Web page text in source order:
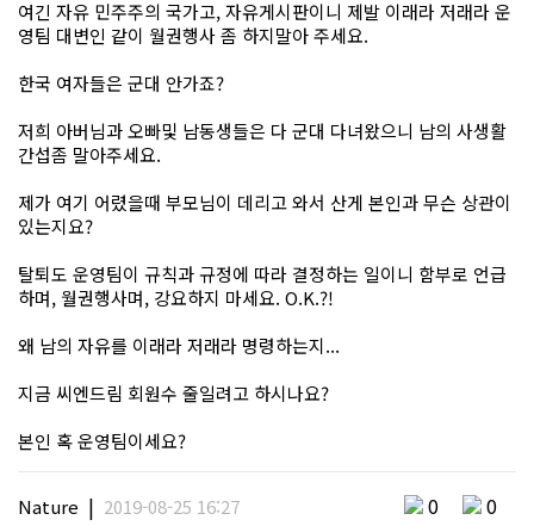
여긴 자유 민주주의 국가고, 자유게시판이니 제발 이래라 저래라 운
영팀 대변인 같이 월권행사 좀 하지말아 주세요.
한국 여자들은 군대 안가죠?
저희 아버님과 오빠및 남동생들은 다 군대 다녀왔으니 남의 사생활
간섭좀 말아주세요.
제가 여기 어렸을때 부모님이 데리고 와서 산게 본인과 무슨 상관이
있는지요?
탈퇴도 운영팀이 규칙과 규정에 따라 결정하는 일이니 함부로 언급
하며, 월권행사며, 강요하지 마세요. O.K.?!
왜 남의 자유를 이래라 저래라 명령하는지...
지금 씨엔드림 회원수 줄일려고 하시나요?
본인 혹 운영팀이세요?
Nature | 2019-08-25 16:27 0 0